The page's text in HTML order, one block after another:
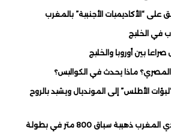
على “الأكاديميات الأجنبية” بالمغرب
في الخليج
بين أوروبا والخليج
المصري؟ ماذا يحدث في الكواليس؟
الأطلس” إلى المونديال ويشيد بالروح
عماد بوشجدة يهدي المغرب ذهبية سباق 800 متر في بطولة